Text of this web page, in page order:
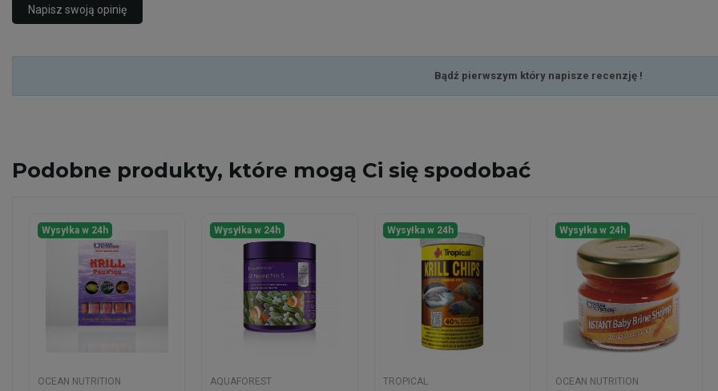
Napisz swoją opinię
Bądź pierwszym który napisze recenzję !
Podobne produkty, które mogą Ci się spodobać
Wysyłka w 24h
OCEAN NUTRITION
Wysyłka w 24h
AQUAFOREST
Wysyłka w 24h
TROPICAL
Wysyłka w 24h
OCEAN NUTRITION